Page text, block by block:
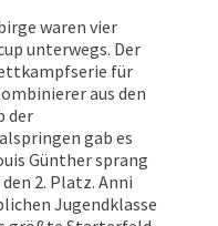
waren vier
unterwegs. Der
für
aus den
der
gab es
Günther sprang
2. Platz. Anni
Jugendklasse